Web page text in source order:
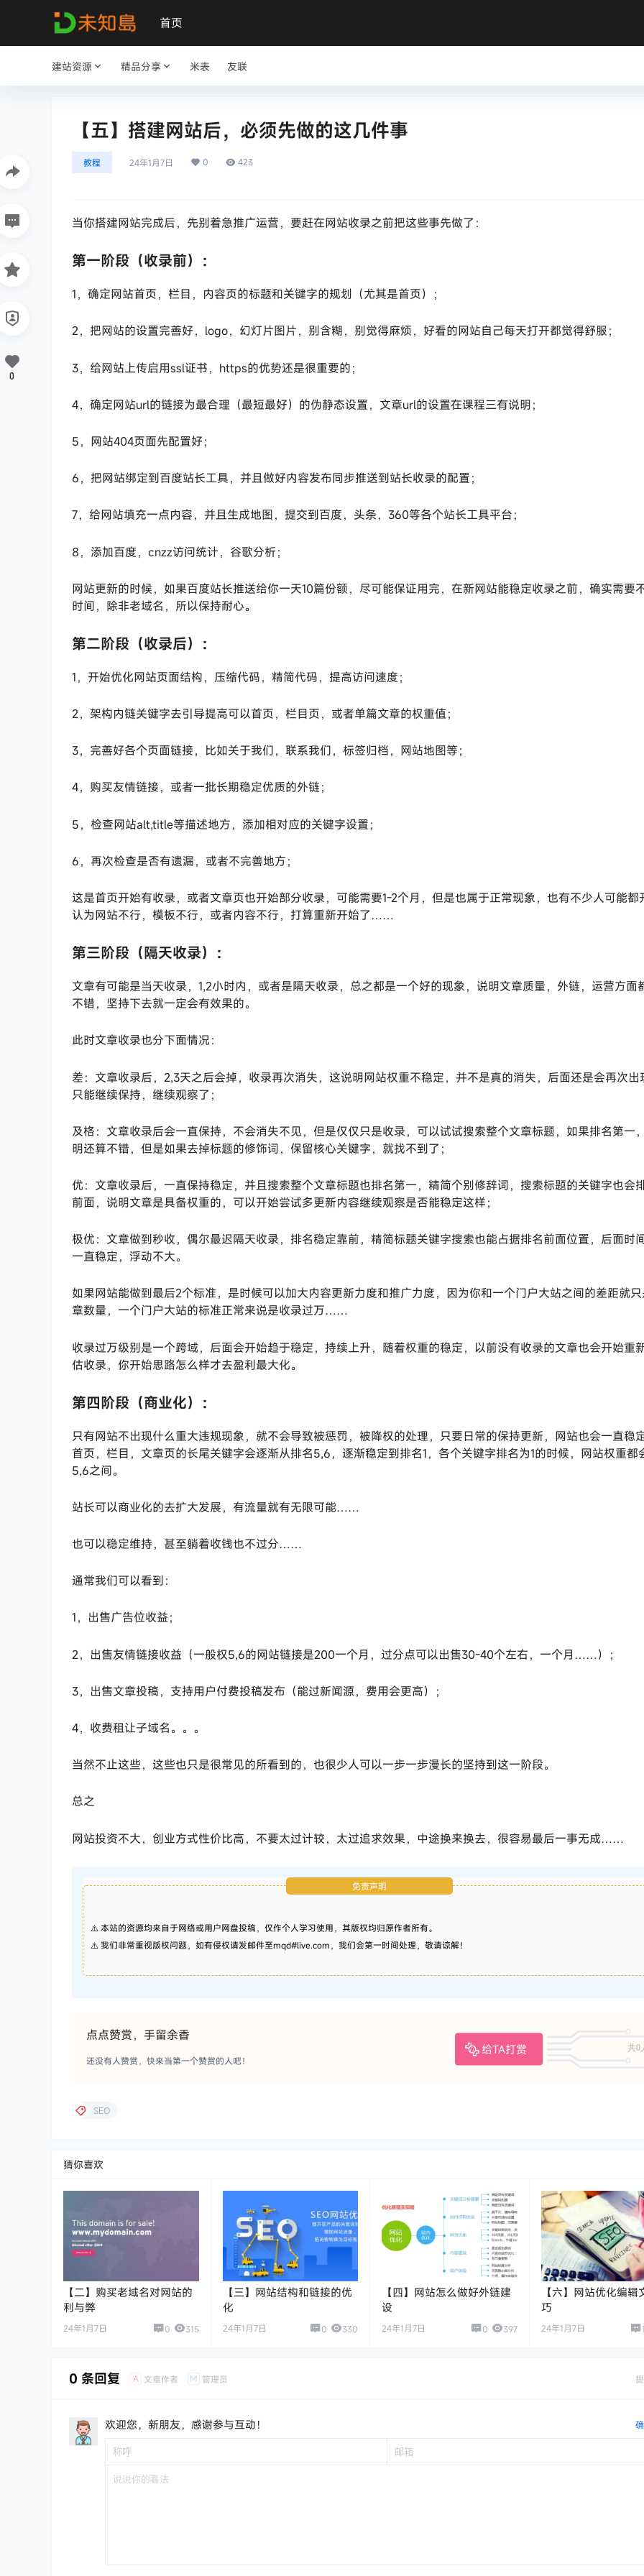
首页
建站资源 精品分享 米表 友联
【五】搭建网站后，必须先做的这几件事
教程 24年1月7日 0 423
当你搭建网站完成后，先别着急推广运营，要赶在网站收录之前把这些事先做了：
第一阶段（收录前）：
1，确定网站首页，栏目，内容页的标题和关键字的规划（尤其是首页）；
2，把网站的设置完善好，logo，幻灯片图片，别含糊，别觉得麻烦，好看的网站自己每天打开都觉得舒服；
3，给网站上传启用ssl证书，https的优势还是很重要的；
4，确定网站url的链接为最合理（最短最好）的伪静态设置，文章url的设置在课程三有说明；
5，网站404页面先配置好；
6，把网站绑定到百度站长工具，并且做好内容发布同步推送到站长收录的配置；
7，给网站填充一点内容，并且生成地图，提交到百度，头条，360等各个站长工具平台；
8，添加百度，cnzz访问统计，谷歌分析；
网站更新的时候，如果百度站长推送给你一天10篇份额，尽可能保证用完，在新网站能稳定收录之前，确实需要
时间，除非老域名，所以保持耐心。
第二阶段（收录后）：
1，开始优化网站页面结构，压缩代码，精简代码，提高访问速度；
2，架构内链关键字去引导提高可以首页，栏目页，或者单篇文章的权重值；
3，完善好各个页面链接，比如关于我们，联系我们，标签归档，网站地图等；
4，购买友情链接，或者一批长期稳定优质的外链；
5，检查网站alt,title等描述地方，添加相对应的关键字设置；
6，再次检查是否有遗漏，或者不完善地方；
这是首页开始有收录，或者文章页也开始部分收录，可能需要1-2个月，但是也属于正常现象，也有不少人可能都
认为网站不行，模板不行，或者内容不行，打算重新开始了……
第三阶段（隔天收录）：
文章有可能是当天收录，1,2小时内，或者是隔天收录，总之都是一个好的现象，说明文章质量，外链，运营方面
不错，坚持下去就一定会有效果的。
此时文章收录也分下面情况：
差：文章收录后，2,3天之后会掉，收录再次消失，这说明网站权重不稳定，并不是真的消失，后面还是会再次出
只能继续保持，继续观察了；
及格：文章收录后会一直保持，不会消失不见，但是仅仅只是收录，可以试试搜索整个文章标题，如果排名第一
明还算不错，但是如果去掉标题的修饰词，保留核心关键字，就找不到了；
优：文章收录后，一直保持稳定，并且搜索整个文章标题也排名第一，精简个别修辞词，搜索标题的关键字也会
前面，说明文章是具备权重的，可以开始尝试多更新内容继续观察是否能稳定这样；
极优：文章做到秒收，偶尔最迟隔天收录，排名稳定靠前，精简标题关键字搜索也能占据排名前面位置，后面时
一直稳定，浮动不大。
如果网站能做到最后2个标准，是时候可以加大内容更新力度和推广力度，因为你和一个门户大站之间的差距就
章数量，一个门户大站的标准正常来说是收录过万……
收录过万级别是一个跨域，后面会开始趋于稳定，持续上升，随着权重的稳定，以前没有收录的文章也会开始重
估收录，你开始思路怎么样才去盈利最大化。
第四阶段（商业化）：
只有网站不出现什么重大违规现象，就不会导致被惩罚，被降权的处理，只要日常的保持更新，网站也会一直稳
首页，栏目，文章页的长尾关键字会逐渐从排名5,6，逐渐稳定到排名1，各个关键字排名为1的时候，网站权重都
5,6之间。
站长可以商业化的去扩大发展，有流量就有无限可能……
也可以稳定维持，甚至躺着收钱也不过分……
通常我们可以看到：
1，出售广告位收益；
2，出售友情链接收益（一般权5,6的网站链接是200一个月，过分点可以出售30-40个左右，一个月……）；
3，出售文章投稿，支持用户付费投稿发布（能过新闻源，费用会更高）；
4，收费租让子域名。。。
当然不止这些，这些也只是很常见的所看到的，也很少人可以一步一步漫长的坚持到这一阶段。
总之
网站投资不大，创业方式性价比高，不要太过计较，太过追求效果，中途换来换去，很容易最后一事无成……
免责声明
⚠️ 本站的资源均来自于网络或用户网盘投稿，仅作个人学习使用，其版权均归原作者所有。
⚠️ 我们非常重视版权问题，如有侵权请发邮件至mqd#live.com，我们会第一时间处理，敬请谅解！
点点赞赏，手留余香
给TA打赏 共0
还没有人赞赏，快来当第一个赞赏的人吧！
0
SEO
猜你喜欢
【二】购买老域名对网站的
利与弊
24年1月7日 0 315
【三】网站结构和链接的优
化
24年1月7日 0 330
【四】网站怎么做好外链建
设
24年1月7日 0 397
【六】网站优化编辑
巧
24年1月7日
0 条回复 A 文章作者 M 管理员
欢迎您，新朋友，感谢参与互动！